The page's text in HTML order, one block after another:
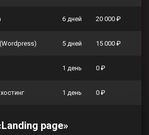
6 дней 20 000 ₽
5 дней 15 000 ₽
1 день 0 ₽
1 день 0 ₽
page»